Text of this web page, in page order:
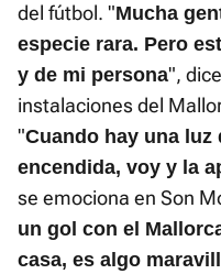
del fútbol. "Mucha
especie rara. Pero
y de mi persona",
instalaciones del
"Cuando hay una luz
encendida, voy y la
se emociona en Son
un gol con el
casa, es algo